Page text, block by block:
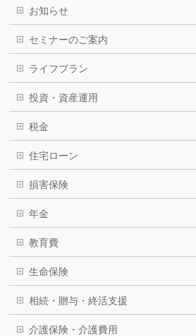
お知らせ
セミナーのご案内
ライフプラン
投資・資産運用
税金
住宅ローン
損害保険
年金
教育費
生命保険
相続・贈与・終活支援
介護保険・介護費用